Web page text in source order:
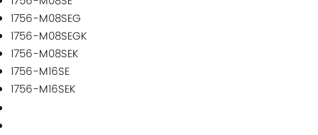
1756-M08SEG
1756-M08SEGK
1756-M08SEK
1756-M16SE
1756-M16SEK